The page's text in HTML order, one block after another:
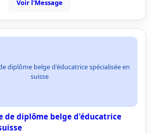
Voir l'Message
diplôme belge d'éducatrice spécialisée en
suisse
de diplôme belge d'éducatrice